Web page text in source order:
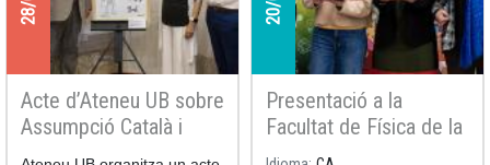
Acte d’Ateneu UB sobre
Assumpció Català i
presentació del dibuix
Presentació a la
Facultat de Física de la
mona de ciència